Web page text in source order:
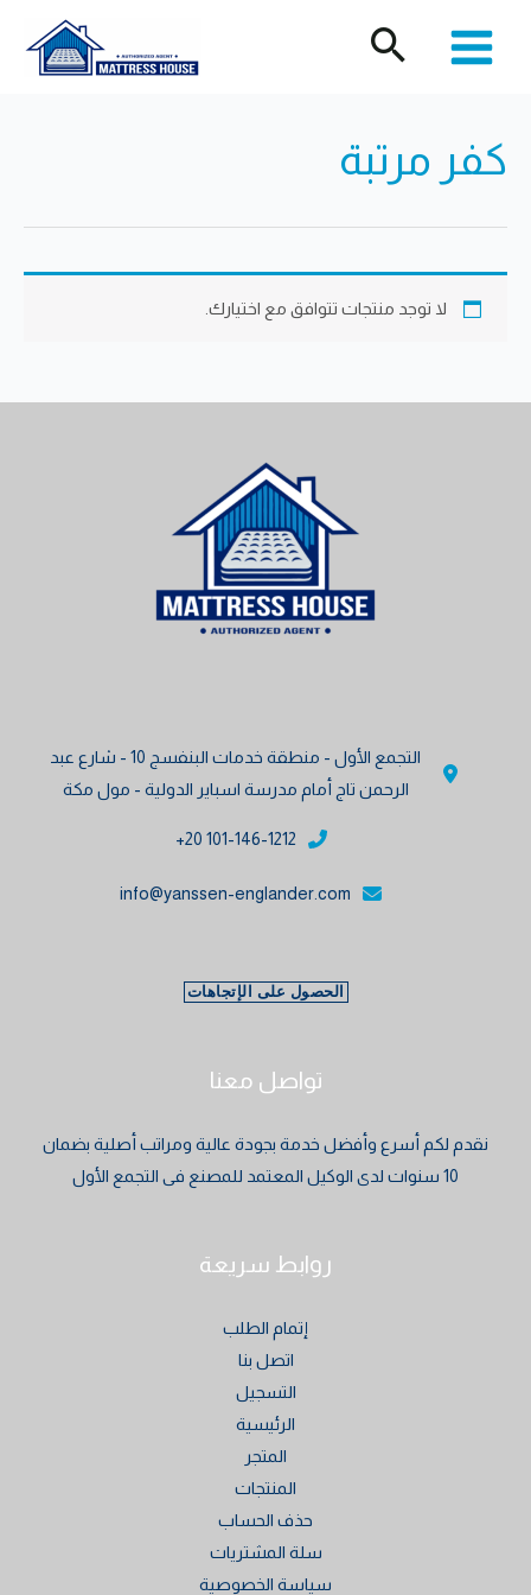
كفر مرتبة
لا توجد منتجات تتوافق مع اختيارك.
التجمع الأول - منطقة خدمات البنفسج 10 - شارع عبد
الرحمن تاج أمام مدرسة اسباير الدولية - مول مكة
101-146-1212 20+
info@yanssen-englander.com
الحصول على الإتجاهات
تواصل معنا
نقدم لكم أسرع وأفضل خدمة بجودة عالية ومراتب أصلية بضمان
10 سنوات لدى الوكيل المعتمد للمصنع فى التجمع الأول
روابط سريعة
إتمام الطلب
اتصل بنا
التسجيل
الرئيسية
المتجر
المنتجات
حذف الحساب
سلة المشتريات
سياسة الخصوصية